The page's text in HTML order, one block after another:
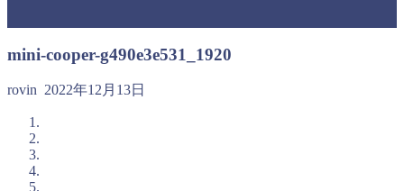
mini-cooper-g490e3e531_1920
rovin 2022年12月13日